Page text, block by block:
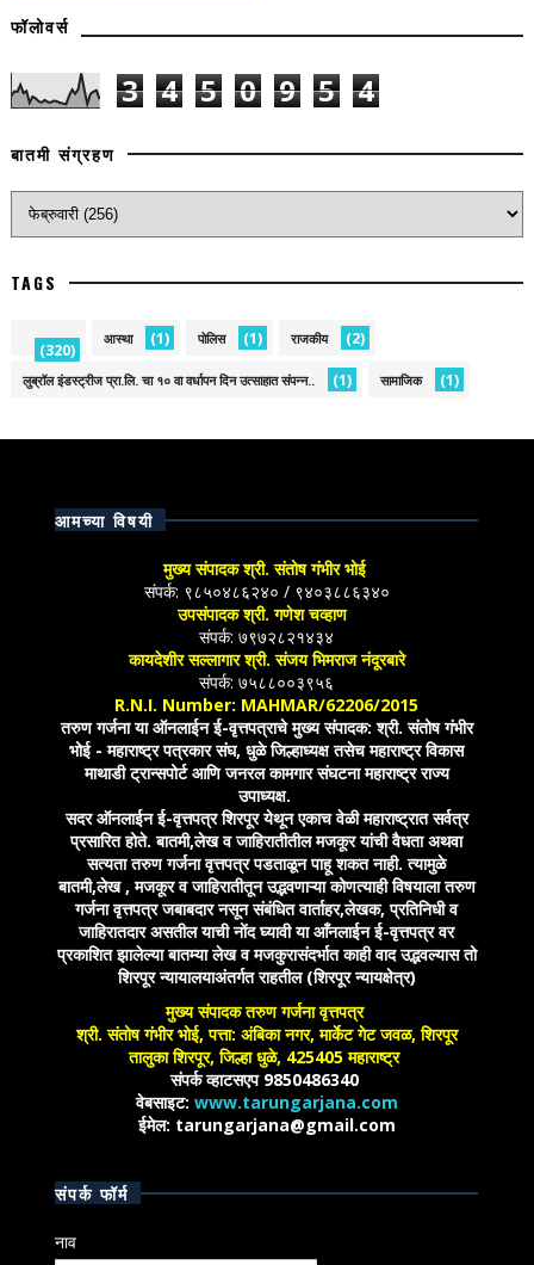
फॉलोवर्स
3 4 5 0 9 5 4
बातमी संग्रहण
TAGS
(320)
आस्था (1) पोलिस (1) राजकीय (2)
लुब्रॉल इंडस्ट्रीज प्रा.लि. चा १० वा वर्धापन दिन उत्साहात संपन्न.. (1) सामाजिक (1)
आमच्या विषयी
मुख्य संपादक श्री. संतोष गंभीर भोई
संपर्क: ९८५०४८६२४० / ९४०३८८६३४०
उपसंपादक श्री. गणेश चव्हाण
संपर्क: ७९७२८२१४३४
कायदेशीर सल्लागार श्री. संजय भिमराज नंदूरबारे
संपर्क: ७५८८००३९५६
R.N.I. Number: MAHMAR/62206/2015
तरुण गर्जना या ऑनलाईन ई-वृत्तपत्राचे मुख्य संपादक: श्री. संतोष गंभीर
भोई - महाराष्ट्र पत्रकार संघ, धुळे जिल्हाध्यक्ष तसेच महाराष्ट्र विकास
माथाडी ट्रान्सपोर्ट आणि जनरल कामगार संघटना महाराष्ट्र राज्य
उपाध्यक्ष.
सदर ऑनलाईन ई-वृत्तपत्र शिरपूर येथून एकाच वेळी महाराष्ट्रात सर्वत्र
प्रसारित होते. बातमी,लेख व जाहिरातीतील मजकूर यांची वैधता अथवा
सत्यता तरुण गर्जना वृत्तपत्र पडताळून पाहू शकत नाही. त्यामुळे
बातमी,लेख , मजकूर व जाहिरातीतून उद्भवणाऱ्या कोणत्याही विषयाला तरुण
गर्जना वृत्तपत्र जबाबदार नसून संबंधित वार्ताहर,लेखक, प्रतिनिधी व
जाहिरातदार असतील याची नोंद घ्यावी या आँनलाईन ई-वृत्तपत्र वर
प्रकाशित झालेल्या बातम्या लेख व मजकुरासंदर्भात काही वाद उद्भवल्यास तो
शिरपूर न्यायालयाअंतर्गत राहतील (शिरपूर न्यायक्षेत्र)
मुख्य संपादक तरुण गर्जना वृत्तपत्र
श्री. संतोष गंभीर भोई, पत्ता: अंबिका नगर, मार्केट गेट जवळ, शिरपूर
तालुका शिरपूर, जिल्हा धुळे, 425405 महाराष्ट्र
संपर्क व्हाटसएप 9850486340
वेबसाइट: www.tarungarjana.com
ईमेल: tarungarjana@gmail.com
संपर्क फॉर्म
नाव